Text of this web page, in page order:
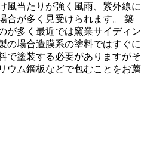
風当たりが強く風雨、紫外線に
合が多く見受けられます。 築
が多く最近では窯業サイディン
の場合造膜系の塗料ではすぐに
で塗装する必要がありますがそ
ウム鋼板などで包むことをお薦